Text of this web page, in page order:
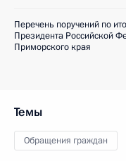
Перечень поручений по
Президента Российской
Приморского края
Темы
Обращения граждан